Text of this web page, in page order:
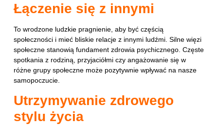
Łączenie się z innymi
To wrodzone ludzkie pragnienie, aby być częścią
społeczności i mieć bliskie relacje z innymi ludźmi. Silne więzi
społeczne stanowią fundament zdrowia psychicznego. Częste
spotkania z rodziną, przyjaciółmi czy angażowanie się w
różne grupy społeczne może pozytywnie wpływać na nasze
samopoczucie.
Utrzymywanie zdrowego
stylu życia